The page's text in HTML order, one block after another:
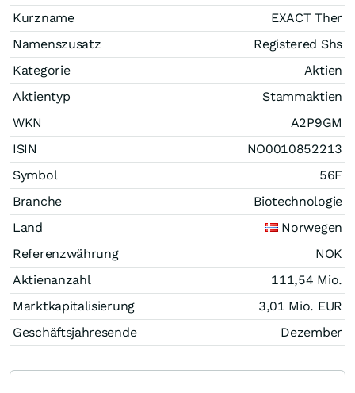
Kurzname
EXACT Ther
Namenszusatz
Registered Shs
Kategorie
Aktien
Aktientyp
Stammaktien
WKN
A2P9GM
ISIN
NO0010852213
Symbol
56F
Branche
Biotechnologie
Land
Norwegen
Referenzwährung
NOK
Aktienanzahl
111,54 Mio.
Marktkapitalisierung
3,01 Mio. EUR
Geschäftsjahresende
Dezember